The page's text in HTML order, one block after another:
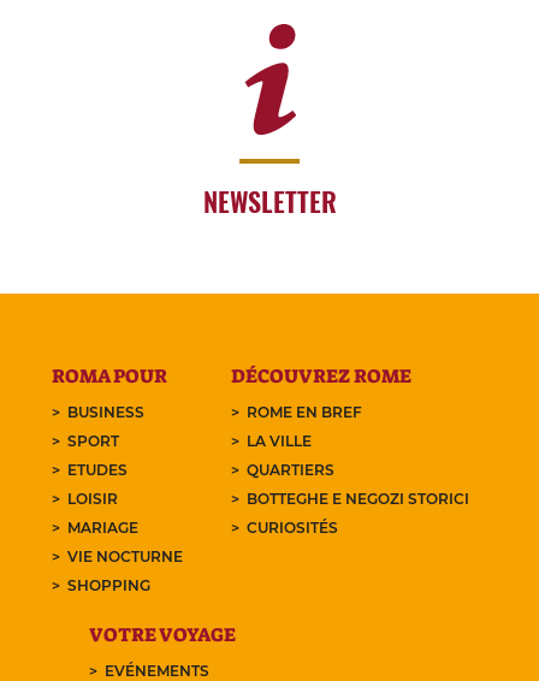
NEWSLETTER
ROMA POUR
BUSINESS
SPORT
ETUDES
LOISIR
MARIAGE
VIE NOCTURNE
SHOPPING
DÉCOUVREZ ROME
ROME EN BREF
LA VILLE
QUARTIERS
BOTTEGHE E NEGOZI STORICI
CURIOSITÉS
VOTRE VOYAGE
EVÉNEMENTS